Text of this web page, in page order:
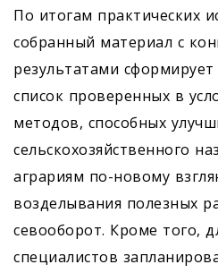
По итогам практических
собранный материал с
результатами
список проверенных в
методов, способных
сельскохозяйственного
аграриям по-новому
возделывания полезных
севооборот. Кроме того,
специалистов